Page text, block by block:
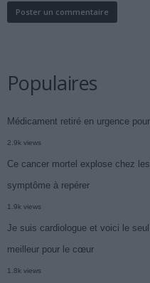
Populaires
Médicament retiré en urgence
2.9k views
Ce cancer mortel explose chez
symptôme à repérer
1.9k views
Je suis cardiologue et voici le
meilleur pour le cœur
1.8k views